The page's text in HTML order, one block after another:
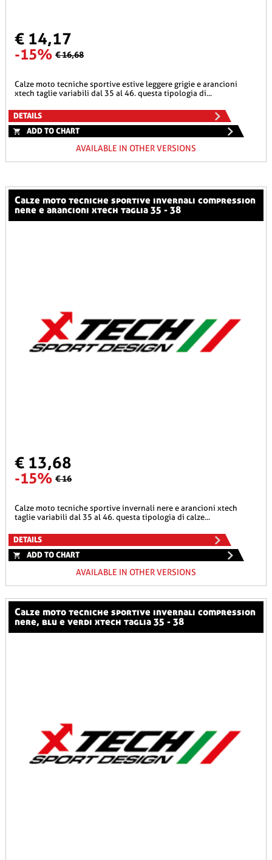
€ 14,17
-15% € 16,68
calze moto tecniche sportive estive leggere grigie e arancioni
xtech taglie variabili dal 35 al 46. questa tipologia di...
DETAILS
ADD TO CHART
AVAILABLE IN OTHER VERSIONS
calze moto tecniche sportive invernali compression
nere e arancioni xtech taglia 35 - 38
€ 13,68
-15% € 16
calze moto tecniche sportive invernali nere e arancioni xtech
taglie variabili dal 35 al 46. questa tipologia di calze...
DETAILS
ADD TO CHART
AVAILABLE IN OTHER VERSIONS
calze moto tecniche sportive invernali compression
nere, blu e verdi xtech taglia 35 - 38